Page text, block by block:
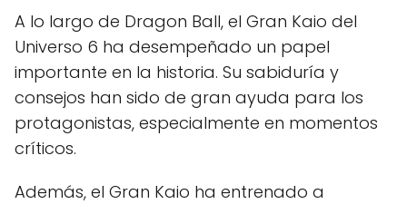
A lo largo de Dragon Ball, el Gran Kaio del
Universo 6 ha desempeñado un papel
importante en la historia. Su sabiduría y
consejos han sido de gran ayuda para los
protagonistas, especialmente en momentos
críticos.
Además, el Gran Kaio ha entrenado a